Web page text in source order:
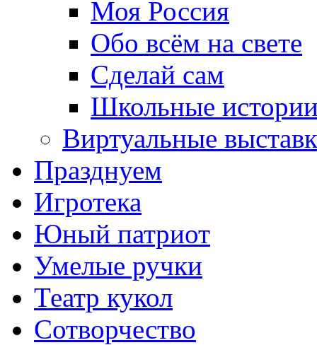
Моя Россия
Обо всём на свете
Сделай сам
Школьные
Виртуальные
Празднуем
Игротека
Юный патриот
Умелые ручки
Театр кукол
Сотворчество